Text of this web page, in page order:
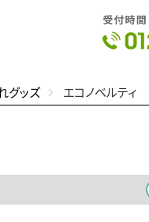
グッズ エコノベルティ